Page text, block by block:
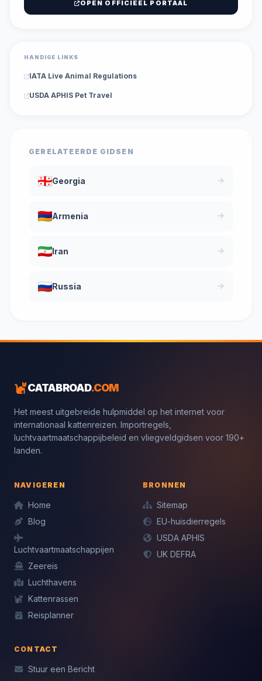
OPEN OFFICIEEL PORTAAL
HANDIGE LINKS
IATA Live Animal Regulations
USDA APHIS Pet Travel
GERELATEERDE GIDSEN
Georgia
Armenia
Iran
Russia
CATABROAD.COM
Het meest uitgebreide hulpmiddel op het internet voor
internationaal kattenreizen. Importregels,
luchtvaartmaatschappijbeleid en vliegveldgidsen voor 190+
landen.
NAVIGEREN
Home
Blog
Luchtvaartmaatschappijen
Zeereis
Luchthavens
Kattenrassen
Reisplanner
BRONNEN
Sitemap
EU-huisdierregels
USDA APHIS
UK DEFRA
CONTACT
Stuur een Bericht